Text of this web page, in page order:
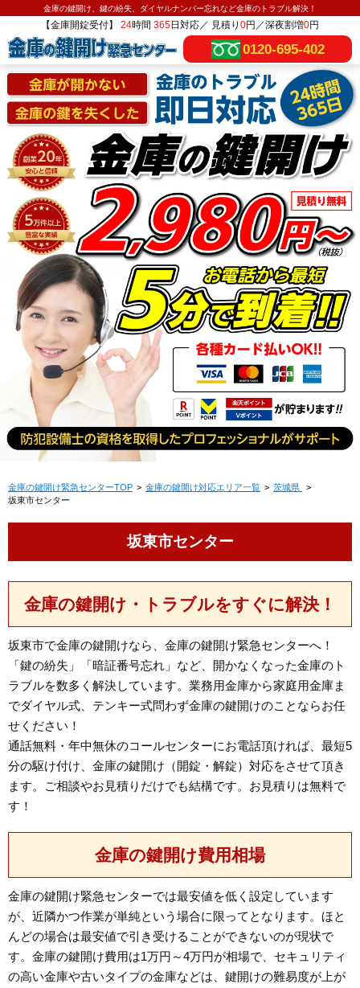
金庫の鍵開け、鍵の紛失、ダイヤルナンバー忘れなど金庫のトラブル解決！
【金庫開錠受付】 24時間 365日対応／ 見積り 0円／深夜割増0円
0120-695-402
金庫の鍵開け緊急センターTOP 金庫の鍵開け対応エリア一覧
茨城県
坂東市センター
坂東市センター
金庫の鍵開け・トラブルをすぐに解決！
坂東市で金庫の鍵開けなら、金庫の鍵開け緊急センターへ！
「鍵の紛失」「暗証番号忘れ」など、開かなくなった金庫のト
ラブルを数多く解決しています。業務用金庫から家庭用金庫ま
でダイヤル式、テンキー式問わず金庫の鍵開けのことならお任
せください！
通話無料・年中無休のコールセンターにお電話頂ければ、最短5
分の駆け付け、金庫の鍵開け（開錠・解錠）対応をさせて頂き
ます。ご相談やお見積りだけでも結構です。お見積りは無料で
す！
金庫の鍵開け費用相場
金庫の鍵開け緊急センターでは最安値を低く設定しています
が、近隣かつ作業が単純という場合に限ってとなります。ほと
んどの場合は最安値で引き受けることができないのが現状で
す。金庫の鍵開け費用は1万円～4万円が相場で、セキュリティ
の高い金庫や古いタイプの金庫などは、鍵開けの難易度が上が